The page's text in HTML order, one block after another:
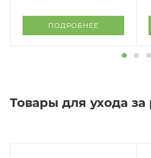
ПОДРОБНЕЕ
Товары для ухода